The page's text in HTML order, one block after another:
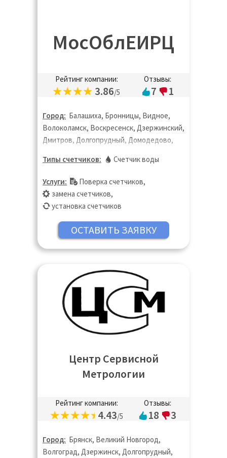
МосОблЕИРЦ
Рейтинг компании:
3.86/5
Отзывы:
7 1
Город: Балашиха, Бронницы, Видное,
Волоколамск, Воскресенск, Дзержинский,
Дмитров, Долгопрудный, Домодедово,
Ивантеевка, Истра, Кашира, Клин,
Коломна, Королёв, Котельники,
Красногорск, Лобня, Лосино-Петровский,
Лыткарино, Люберцы, Можайск, Мытищи,
Наро-Фоминск, Озёры, Орехово-Зуево,
Павловский Посад, Подольск, Пушкино,
Раменское, Реутов, Руза, Сергиев Посад,
Серпухов, Солнечногорск, Ступино,
Щёлково, Электросталь
Типы счетчиков: Счетчик воды
Услуги: Поверка счетчиков,
замена счетчиков,
установка счетчиков
Центр Сервисной
Метрологии
Рейтинг компании:
4.43/5
Отзывы:
18 3
Город: Брянск, Великий Новгород,
Волгоград, Дзержинск, Долгопрудный,